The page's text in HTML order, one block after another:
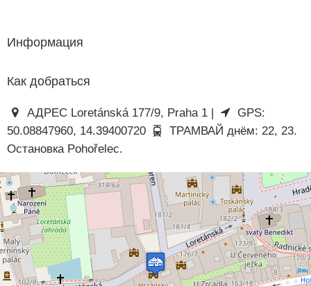
Информация
Как добраться
АДРЕС Loretánská 177/9, Praha 1 |
GPS:
50.08847960, 14.39400720
ТРАМВАЙ днём: 22, 23.
Остановка Pohořelec.